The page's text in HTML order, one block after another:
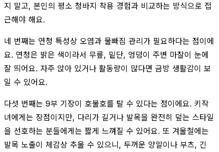
지 말고, 본인의 평소 청바지 착용 경험과 비교하는 방식으로 접
근해야 해요.
네 번째는 연청 특성상 오염과 물빠짐 관리가 필요하다는 점이에
요. 연청은 밝은 색이라서 무릎, 밑단, 엉덩이 주변 마찰이 눈에
잘 띄어요. 자주 앉아 있거나 활동량이 많다면 금방 생활감이 보
일 수 있어요.
다섯 번째는 9부 기장이 호불호를 탈 수 있다는 점이에요. 키작
녀에게는 장점이지만, 다리가 길거나 발목을 완전히 덮는 스타일
을 선호하는 분들에게는 짧게 느껴질 수 있어요. 또 겨울철에는
발목 노출이 체감상 추울 수 있으니, 두꺼운 양말이나 부츠, 긴